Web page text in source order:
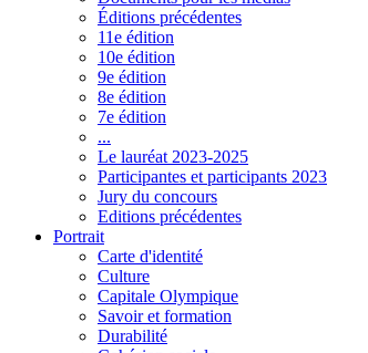
Éditions précédentes
11e édition
10e édition
9e édition
8e édition
7e édition
...
Le lauréat 2023-2025
Participantes et participants 2023
Jury du concours
Editions précédentes
Portrait
Carte d'identité
Culture
Capitale Olympique
Savoir et formation
Durabilité